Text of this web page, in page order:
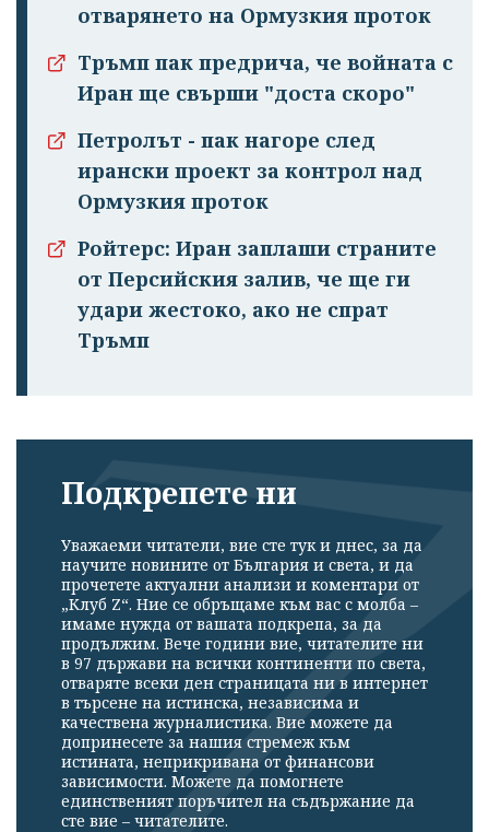
отварянето на Ормузкия проток
Тръмп пак предрича, че войната с
Иран ще свърши "доста скоро"
Петролът - пак нагоре след
ирански проект за контрол над
Ормузкия проток
Ройтерс: Иран заплаши страните
от Персийския залив, че ще ги
удари жестоко, ако не спрат
Тръмп
Подкрепете ни
Уважаеми читатели, вие сте тук и днес, за да
научите новините от България и света, и да
прочетете актуални анализи и коментари от
„Клуб Z“. Ние се обръщаме към вас с молба –
имаме нужда от вашата подкрепа, за да
продължим. Вече години вие, читателите ни
в 97 държави на всички континенти по света,
отваряте всеки ден страницата ни в интернет
в търсене на истинска, независима и
качествена журналистика. Вие можете да
допринесете за нашия стремеж към
истината, неприкривана от финансови
зависимости. Можете да помогнете
единственият поръчител на съдържание да
сте вие – читателите.